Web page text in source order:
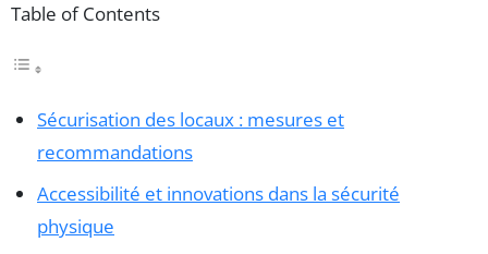
Table of Contents
Sécurisation des locaux : mesures et
recommandations
Accessibilité et innovations dans la sécurité
physique